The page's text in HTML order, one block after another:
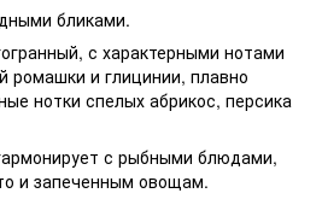
бликами.
с характерными нотами
ромашки и глицинии, плавно
нотки спелых абрикос, персика
с рыбными блюдами,
и запеченным овощам.